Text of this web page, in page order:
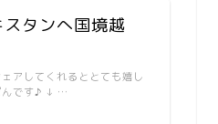
スタンへ国境越
アしてくれるととても嬉し
んです♪ ↓ …